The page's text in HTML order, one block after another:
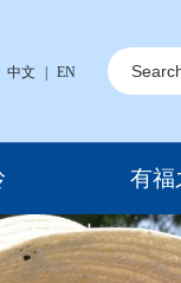
中文 EN
有福